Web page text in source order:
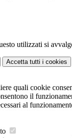
utilizzati si
Accetta tutti i cookies
quali cookie
il
al